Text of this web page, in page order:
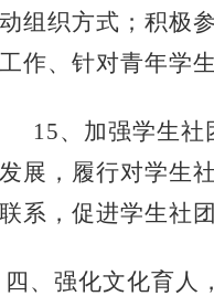
组织方式；积极
作、针对青年学
15、加强学生
展，履行对学生
系，促进学生社
四、强化文化育人